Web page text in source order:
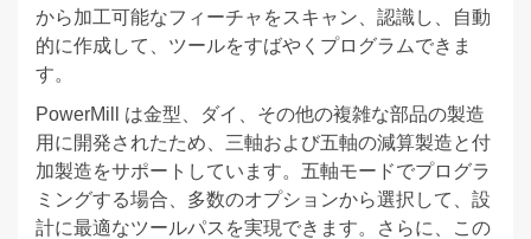
から加工可能なフィーチャをスキャン、認識し、自動
的に作成して、ツールをすばやくプログラムできま
す。
PowerMill は金型、ダイ、その他の複雑な部品の製造
用に開発されたため、三軸および五軸の減算製造と付
加製造をサポートしています。五軸モードでプログラ
ミングする場合、多数のオプションから選択して、設
計に最適なツールパスを実現できます。さらに、この